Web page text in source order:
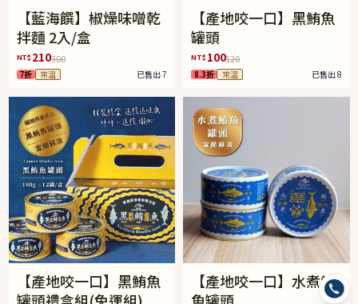
【藍海饌】椒燥味噌乾
拌麵 2入/盒
NT$ 210300
7折 常溫 已售出 7
【產地咬一口】黑鮪魚
罐頭
NT$ 100120
8.3折 常溫 已售出 8
【產地咬一口】黑鮪魚
【產地咬一口】水煮鮪